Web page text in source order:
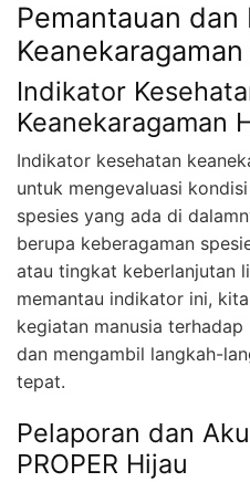
Pemantauan dan
Indikator
Keanekaragaman
Indikator kesehatan
untuk mengevaluasi
spesies yang ada di
berupa keberagaman
atau tingkat keberlanjutan
memantau indikator ini,
kegiatan manusia
dan mengambil langkah-
tepat.
Pelaporan dan
PROPER Hijau